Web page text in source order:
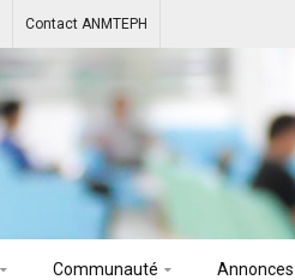
Contact ANMTEPH
Communauté Annonces